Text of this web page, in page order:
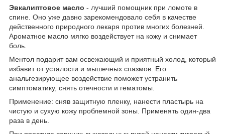
Эвкалиптовое масло - лучший помощник при ломоте в
спине. Оно уже давно зарекомендовало себя в качестве
действенного природного лекаря против многих болезней.
Ароматное масло мягко воздействует на кожу и снимает
боль.
Ментол подарит вам освежающий и приятный холод, который
избавит от усталости и мышечных спазмов. Его
анальгезирующее воздействие поможет устранить
симптоматику, снять отечности и гематомы.
Применение: сняв защитную пленку, нанести пластырь на
чистую и сухую кожу проблемной зоны. Применять один-два
раза в день.